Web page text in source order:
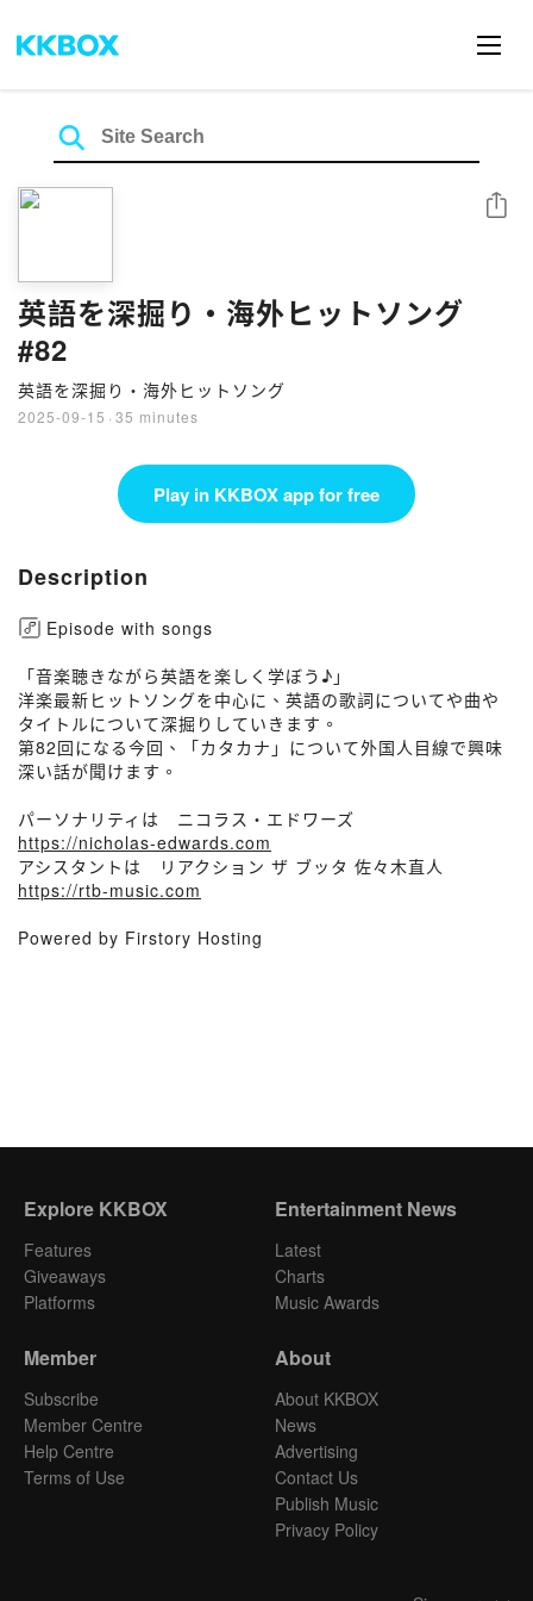
英語を深掘り・海外ヒットソング
#82
英語を深掘り・海外ヒットソング
2025-09-15 · 35 minutes
Share
Play in KKBOX app for free
Description
Episode with songs
「音楽聴きながら英語を楽しく学ぼう♪」
洋楽最新ヒットソングを中心に、英語の歌詞についてや曲や
タイトルについて深掘りしていきます。
第82回になる今回、「カタカナ」について外国人目線で興味
深い話が聞けます。
パーソナリティは ニコラス・エドワーズ
https://nicholas-edwards.com
アシスタントは リアクション ザ ブッタ 佐々木直人
https://rtb-music.com
Powered by Firstory Hosting
Explore KKBOX
Features
Giveaways
Platforms
Entertainment News
Latest
Charts
Music Awards
Member
Subscribe
Member Centre
Help Centre
Terms of Use
About
About KKBOX
News
Advertising
Contact Us
Publish Music
Privacy Policy